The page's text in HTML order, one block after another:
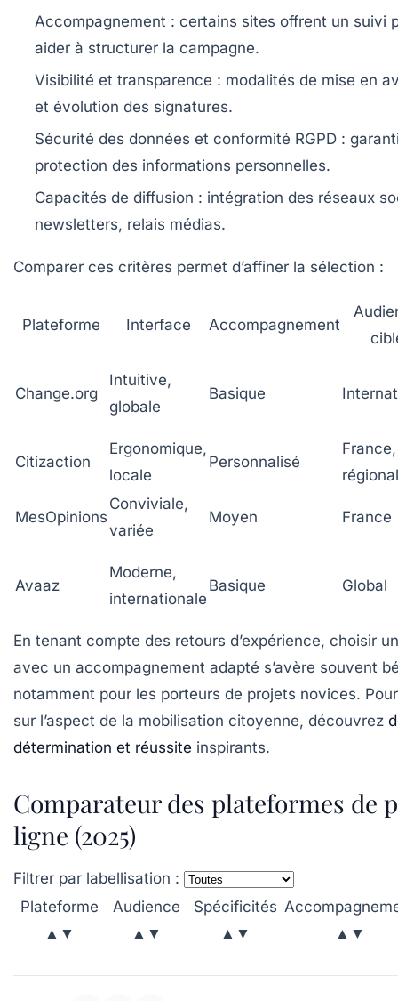
Accompagnement : certains sites offrent un suivi
aider à structurer la campagne.
Visibilité et transparence : modalités de mise en
et évolution des signatures.
Sécurité des données et conformité RGPD :
protection des informations personnelles.
Capacités de diffusion : intégration des réseaux
newsletters, relais médias.
Comparer ces critères permet d’affiner la sélection :
Plateforme Interface Accompagnement
Change.org
Intuitive,
globale
Basique
Citizaction
Ergonomique,
locale
Personnalisé
France,
régional
MesOpinions
Conviviale,
variée
Moyen France
Avaaz
Moderne,
internationale
Basique Global
En tenant compte des retours d’expérience, choisir
avec un accompagnement adapté s’avère souvent
notamment pour les porteurs de projets novices.
sur l’aspect de la mobilisation citoyenne, découvrez
détermination et réussite inspirants.
Comparateur des plateformes de
ligne (2025)
Filtrer par labellisation :
Plateforme
▲▼
Audience
▲▼
Spécificités
▲▼
▲▼